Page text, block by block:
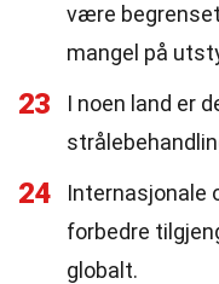
være
mangel på
23
I noen land er
24
Internasjonale
forbedre
globalt.